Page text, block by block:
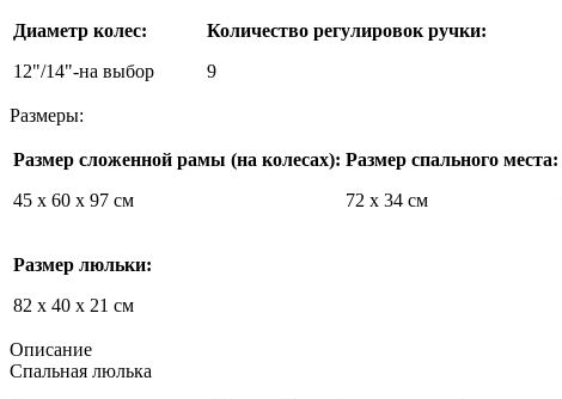
Диаметр колес:
12"/14"-на выбор
Количество регулировок ручки:
9
Размеры:
Размер сложенной рамы (на колесах):
45 х 60 х 97 см
Размер спального места:
72 х 34 см
Размер люльки:
82 х 40 х 21 см
Описание
Спальная люлька